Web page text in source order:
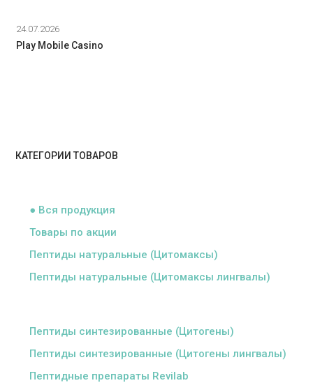
24.07.2026
Play Mobile Casino
КАТЕГОРИИ ТОВАРОВ
● Вся продукция
Товары по акции
Пептиды натуральные (Цитомаксы)
Пептиды натуральные (Цитомаксы лингвалы)
Пептиды синтезированные (Цитогены)
Пептиды синтезированные (Цитогены лингвалы)
Пептидные препараты Revilab